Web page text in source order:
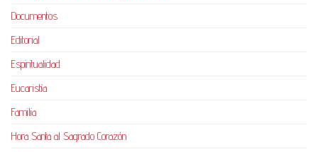
Documentos
Editorial
Espiritualidad
Eucaristía
Familia
Hora Santa al Sagrado Corazón